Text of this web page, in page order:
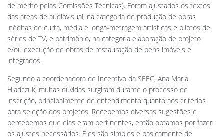
de mérito pelas Comissões Técnicas). Foram ajustados os textos
das áreas de audiovisual, na categoria de produção de obras
inéditas de curta, média e longa-metragem artísticas e pilotos de
séries de TV, e patrimônio, na categoria elaboração de projeto
e/ou execução de obras de restauração de bens imóveis e
integrados.
Segundo a coordenadora de Incentivo da SEEC, Ana Maria
Hladczuk, muitas dúvidas surgiram durante o processo de
inscrição, principalmente de entendimento quanto aos critérios
para seleção dos projetos. Recebemos diversas sugestões e
percebemos que elas eram pertinentes, então optamos por fazer
os ajustes necessários. Eles são simples e basicamente de